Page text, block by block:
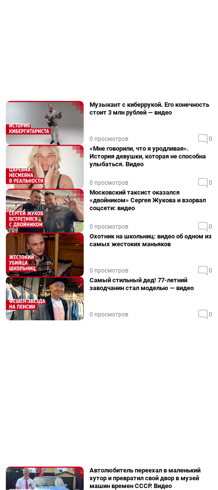
Музыкант с киберрукой. Его конечность
стоит 3 млн рублей — видео
0 просмотров 0
«Мне говорили, что я уродливая».
История девушки, которая не способна
улыбаться. Видео
0 просмотров 0
Московский таксист оказался
«двойником» Сергея Жукова и взорвал
соцсети: видео
0 просмотров 0
Охотник на школьниц: видео об одном из
самых жестоких маньяков
0 просмотров 0
Самый стильный дед! 77-летний
заводчанин стал моделью — видео
0 просмотров 0
Автолюбитель переехал в маленький
хутор и превратил свой двор в музей
машин времен СССР. Видео